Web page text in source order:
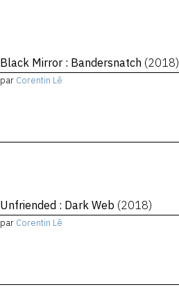
Black Mirror : Bandersnatch (2018)
par Corentin Lê
Unfriended : Dark Web (2018)
par Corentin Lê